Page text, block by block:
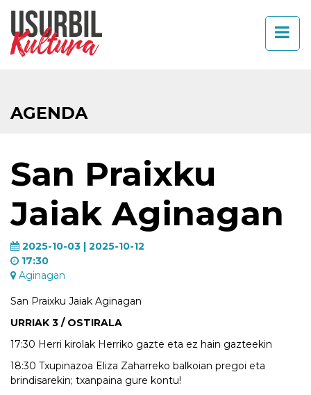
AGENDA
San Praixku
Jaiak Aginagan
2025-10-03 | 2025-10-12
17:30
Aginagan
San Praixku Jaiak Aginagan
URRIAK 3 / OSTIRALA
17:30 Herri kirolak Herriko gazte eta ez hain gazteekin
18:30 Txupinazoa Eliza Zaharreko balkoian pregoi eta
brindisarekin; txanpaina gure kontu!